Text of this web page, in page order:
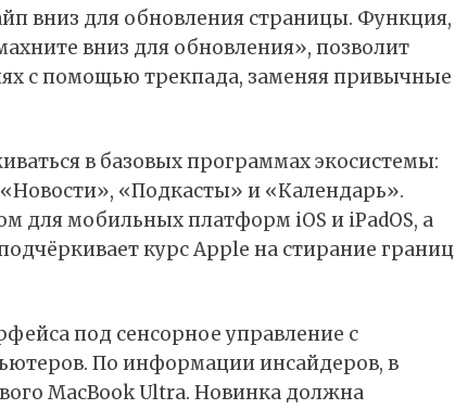
вниз для обновления страницы. Функция,
вниз для обновления», позволит
с помощью трекпада, заменяя привычные
в базовых программах экосистемы:
«Подкасты» и «Календарь».
для мобильных платформ iOS и iPadOS, а
курс Apple на стирание границ
под сенсорное управление с
По информации инсайдеров, в
MacBook Ultra. Новинка должна